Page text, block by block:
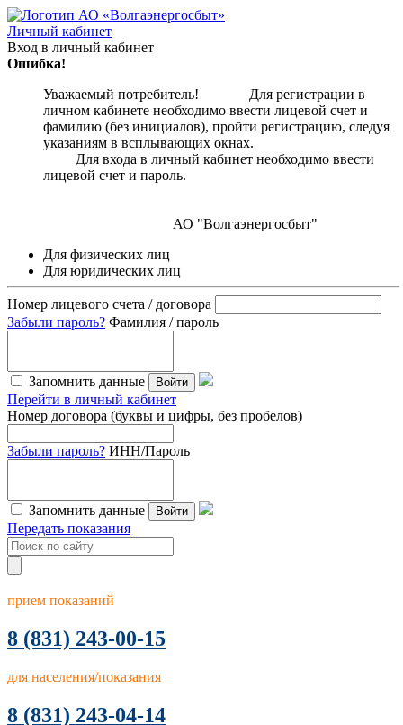
Личный кабинет
Вход в личный кабинет
Ошибка!
Уважаемый потребитель! Для регистрации в
личном кабинете необходимо ввести лицевой счет и
фамилию (без инициалов), пройти регистрацию, следуя
указаниям в всплывающих окнах.
Для входа в личный кабинет необходимо ввести
лицевой счет и пароль.
АО "Волгаэнергосбыт"
Для физических лиц
Для юридических лиц
Номер лицевого счета / договора
Забыли пароль? Фамилия / пароль
Запомнить данные Войти
Перейти в личный кабинет
Номер договора (буквы и цифры, без пробелов)
Забыли пароль? ИНН/Пароль
Запомнить данные Войти
Передать показания
прием показаний
8 (831) 243-00-15
для населения/показания
8 (831) 243-04-14